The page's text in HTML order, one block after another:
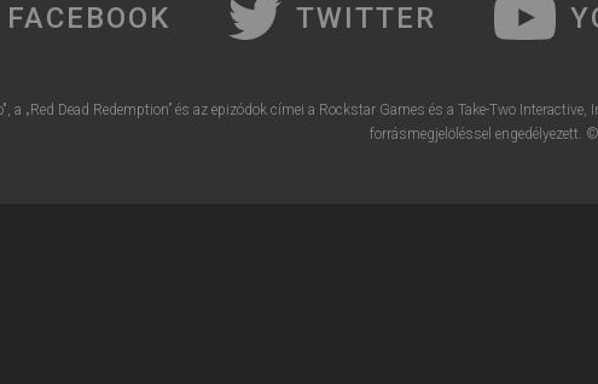
FACEBOOK TWITTER
a „Red Dead Redemption” és az epizódok címei a Rockstar Games és a Take-Two
forrásmegjelöléssel engedélyezett.